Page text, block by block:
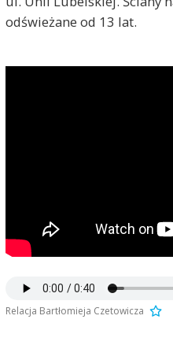
odświeżane od 13 lat.
Relacja Bartłomieja Czetowicza